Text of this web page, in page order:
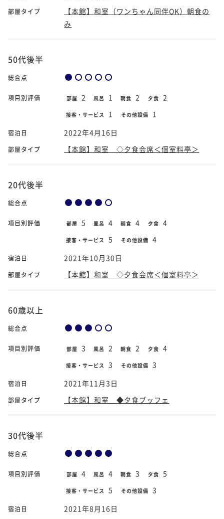
部屋タイプ
【本館】和室（ワンちゃん同伴OK）朝食の
み
50代後半
総合点
項目別評価 部屋 2 風呂 1 朝食 2 夕食 2
接客・サービス 1 その他設備 1
宿泊日 2022年4月16日
部屋タイプ 【本館】和室 ◇夕食会席＜個室料亭＞
20代後半
総合点
項目別評価 部屋 5 風呂 4 朝食 4 夕食 4
接客・サービス 5 その他設備 4
宿泊日 2021年10月30日
部屋タイプ 【本館】和室 ◇夕食会席＜個室料亭＞
60歳以上
総合点
項目別評価 部屋 3 風呂 2 朝食 2 夕食 4
接客・サービス 3 その他設備 3
宿泊日 2021年11月3日
部屋タイプ 【本館】和室 ◆夕食ブッフェ
30代後半
総合点
項目別評価 部屋 4 風呂 4 朝食 3 夕食 5
接客・サービス 5 その他設備 3
宿泊日 2021年8月16日